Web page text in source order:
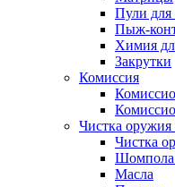
Пули для
Пыж-
Химия
Закрутки
Комиссия
Чистка
Чистка
Шомпола
Масла